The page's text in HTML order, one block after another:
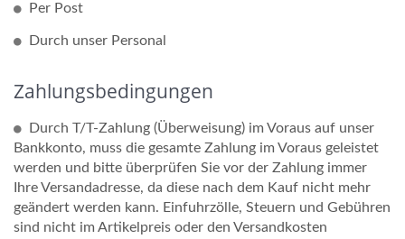
Per Post
Durch unser Personal
Zahlungsbedingungen
Durch T/T-Zahlung (Überweisung) im Voraus auf unser
Bankkonto, muss die gesamte Zahlung im Voraus geleistet
werden und bitte überprüfen Sie vor der Zahlung immer
Ihre Versandadresse, da diese nach dem Kauf nicht mehr
geändert werden kann. Einfuhrzölle, Steuern und Gebühren
sind nicht im Artikelpreis oder den Versandkosten